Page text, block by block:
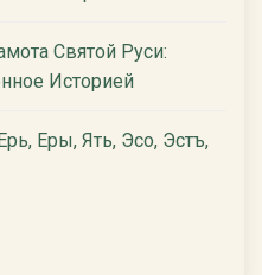
Святой Руси:
Историей
Еры, Ять, Эсо, Эстъ,